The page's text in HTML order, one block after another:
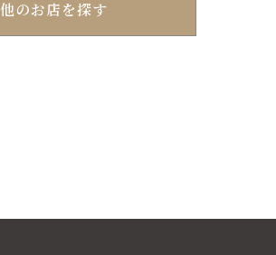
他のお店を探す